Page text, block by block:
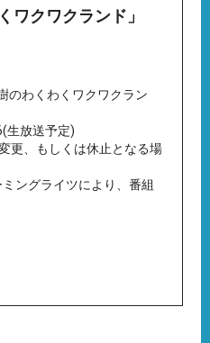
ワクワクランド」
のわくわくワクワクラン
生放送予定)
更、もしくは休止となる場
ングライツにより、番組